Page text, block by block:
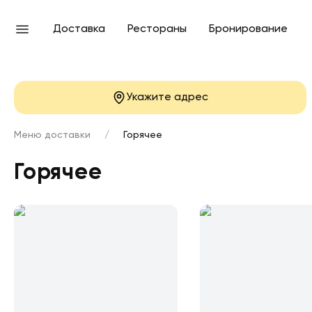
Доставка Рестораны Бронирование
Укажите адрес
Меню доставки / Горячее
Горячее с
Горячее